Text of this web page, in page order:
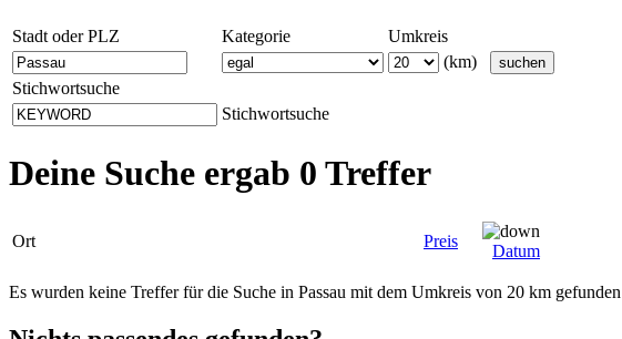
Stadt oder PLZ Kategorie
Umkreis
(km)
Stichwortsuche
Stichwortsuche
Deine Suche ergab 0 Treffer
Ort Preis
Datum
Es wurden keine Treffer für die Suche in Passau mit dem Umkreis von 20 km gefunden